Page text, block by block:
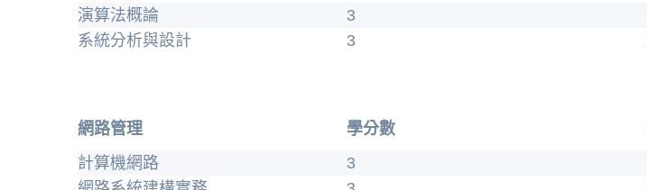
演算法概論
3
系統分析與設計
3
網路管理 學分數
計算機網路
3